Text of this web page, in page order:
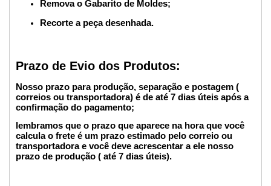
Remova o Gabarito de Moldes;
Recorte a peça desenhada.
Prazo de Evio dos Produtos:
Nosso prazo para produção, separação e postagem (
correios ou transportadora) é de até 7 dias úteis após a
confirmação do pagamento;
lembramos que o prazo que aparece na hora que você
calcula o frete é um prazo estimado pelo correio ou
transportadora e você deve acrescentar a ele nosso
prazo de produção ( até 7 dias úteis).